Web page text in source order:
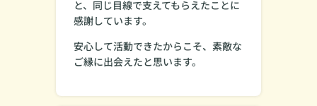
と、同じ目線で支えてもらえたことに
感謝しています。
安心して活動できたからこそ、素敵な
ご縁に出会えたと思います。